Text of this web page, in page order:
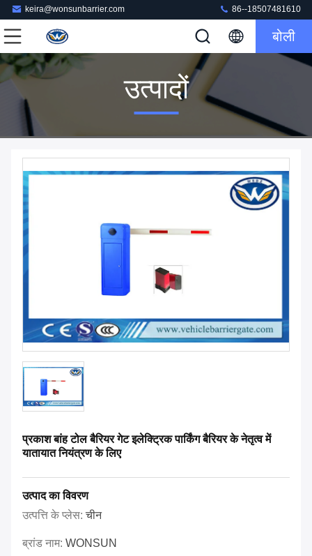
keira@wonsunbarrier.com 86--18507481610
बोली
उत्पादों
प्रकाश बांह टोल बैरियर गेट इलेक्ट्रिक पार्किंग बैरियर के नेतृत्व में
यातायात नियंत्रण के लिए
उत्पाद का विवरण
उत्पत्ति के प्लेस:चीन
ब्रांड नाम: WONSUN